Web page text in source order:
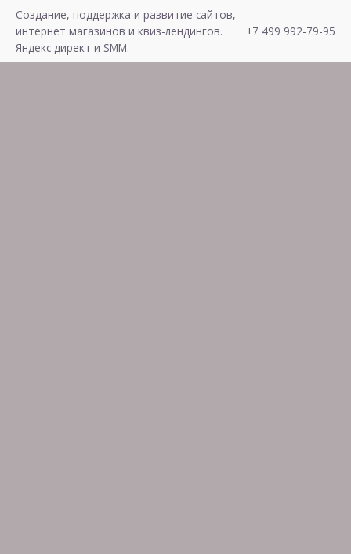
Skip
content
Создание, поддержка и развитие сайтов,
интернет магазинов и квиз-лендингов.
Яндекс директ и SMM.
+7 499 992-79-95